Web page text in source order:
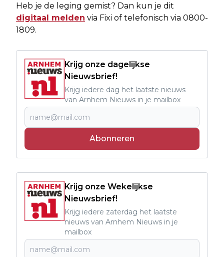
Heb je de leging gemist? Dan kun je dit
digitaal melden via Fixi of telefonisch via 0800-
1809.
Krijg onze dagelijkse
Nieuwsbrief!
Krijg iedere dag het laatste nieuws
van Arnhem Nieuws in je mailbox
Abonneren
Krijg onze Wekelijkse
Nieuwsbrief!
Krijg iedere zaterdag het laatste
nieuws van Arnhem Nieuws in je
mailbox